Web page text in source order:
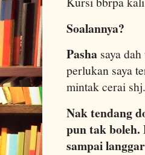
Soalannya?
Pasha saya
perlukan saya
mintak cerai
Nak tendang
pun tak boleh.
sampai